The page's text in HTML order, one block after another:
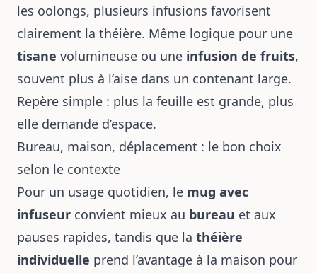
les oolongs, plusieurs infusions favorisent
clairement la théière. Même logique pour une
tisane volumineuse ou une infusion de fruits,
souvent plus à l’aise dans un contenant large.
Repère simple : plus la feuille est grande, plus
elle demande d’espace.
Bureau, maison, déplacement : le bon choix
selon le contexte
Pour un usage quotidien, le mug avec
infuseur convient mieux au bureau et aux
pauses rapides, tandis que la théière
individuelle prend l’avantage à la maison pour